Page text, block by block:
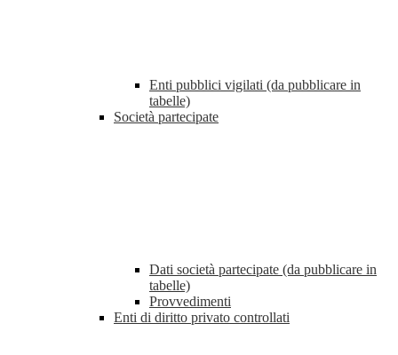
Enti pubblici vigilati (da pubblicare in
tabelle)
Società partecipate
Dati società partecipate (da pubblicare in
tabelle)
Provvedimenti
Enti di diritto privato controllati